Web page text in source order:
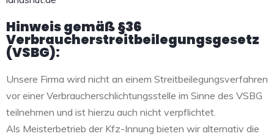
Hinweis gemäß §36
Verbraucherstreitbeilegungsgesetz
(VSBG):
Unsere Firma wird nicht an einem Streitbeilegungsverfahren
vor einer Verbraucherschlichtungsstelle im Sinne des VSBG
teilnehmen und ist hierzu auch nicht verpflichtet.
Als Meisterbetrieb der Kfz-Innung bieten wir alternativ die